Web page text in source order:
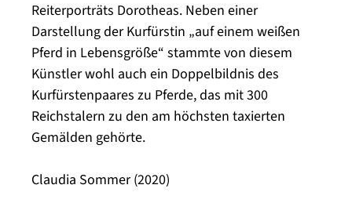
Reiterporträts Dorotheas. Neben einer
Darstellung der Kurfürstin „auf einem weißen
Pferd in Lebensgröße“ stammte von diesem
Künstler wohl auch ein Doppelbildnis des
Kurfürstenpaares zu Pferde, das mit 300
Reichstalern zu den am höchsten taxierten
Gemälden gehörte.
Claudia Sommer (2020)